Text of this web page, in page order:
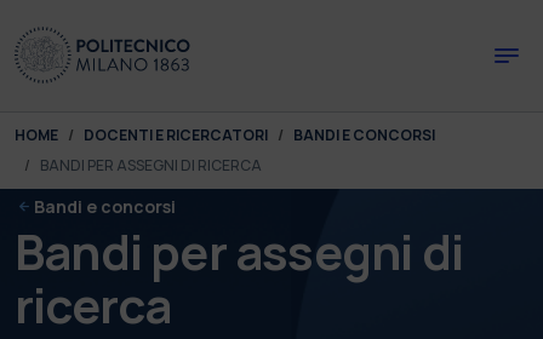
You are here:
HOME DOCENTI E RICERCATORI
BANDI E CONCORSI
BANDI PER ASSEGNI DI RICERCA
Bandi e concorsi
Bandi per assegni di
ricerca